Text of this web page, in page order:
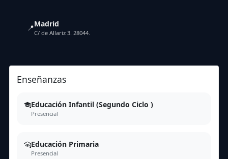
📍Madrid
C/ de Allariz 3. 28044.
Enseñanzas
Educación Infantil (Segundo Ciclo )
Presencial
Educación Primaria
Presencial